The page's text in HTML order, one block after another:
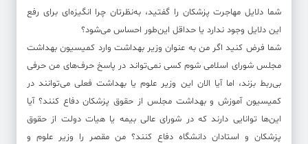
شما دلایل مهاجرت پزشکان را گفتید، به‌نظرتان چرا انگیزه‌ای برای رفع
این دلایل وجود ندارد یا حداقل این‌طور احساس می‌شود؟
شما فرض کنید اگر من به عنوان وزیر بهداشت وارد کمیسیون بهداشت
مجلس شورای اسلامی شوم کسی نمی‌تواند در پاسخ حرف‌های من حرفی
بی‌ربط بزند، اما آیا الان این وزیر علوم یا بهداشت فعلی می‌توانند در
کمیسیون آموزش و بهداشت مجلس از حقوق پزشکان دفاع کنند؟ آیا
این‌ها توانایی دارند که در شورای عالی بیمه یا هیات دولت از حقوق
پزشکان و استادان دانشگاه دفاع کنند؟ من مقصر را وزیر علوم و